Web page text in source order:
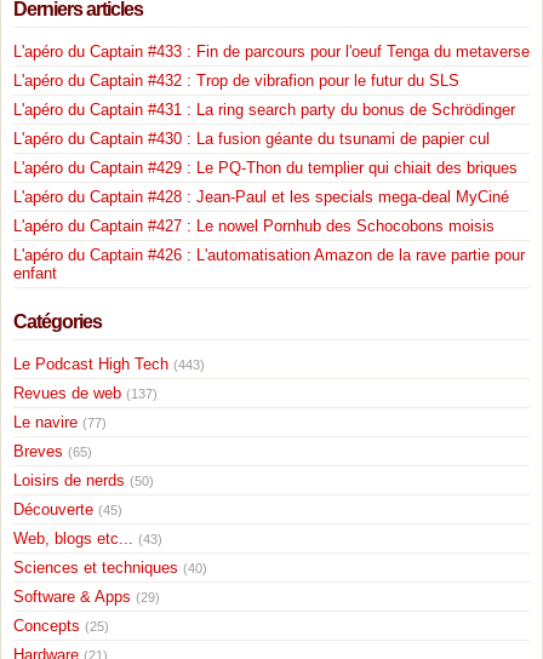
Derniers articles
L'apéro du Captain #433 : Fin de parcours pour l'oeuf Tenga du metaverse
L'apéro du Captain #432 : Trop de vibrafion pour le futur du SLS
L'apéro du Captain #431 : La ring search party du bonus de Schrödinger
L'apéro du Captain #430 : La fusion géante du tsunami de papier cul
L'apéro du Captain #429 : Le PQ-Thon du templier qui chiait des briques
L'apéro du Captain #428 : Jean-Paul et les specials mega-deal MyCiné
L'apéro du Captain #427 : Le nowel Pornhub des Schocobons moisis
L'apéro du Captain #426 : L'automatisation Amazon de la rave partie pour
enfant
Catégories
Le Podcast High Tech (443)
Revues de web (137)
Le navire (77)
Breves (65)
Loisirs de nerds (50)
Découverte (45)
Web, blogs etc... (43)
Sciences et techniques (40)
Software & Apps (29)
Concepts (25)
Hardware (21)